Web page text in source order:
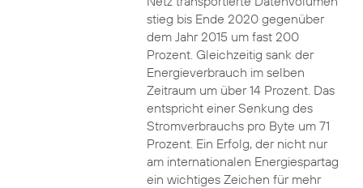
stieg bis Ende 2020 gegenüber
dem Jahr 2015 um fast 200
Prozent. Gleichzeitig sank der
Energieverbrauch im selben
Zeitraum um über 14 Prozent. Das
entspricht einer Senkung des
Stromverbrauchs pro Byte um 71
Prozent. Ein Erfolg, der nicht nur
am internationalen Energiespartag
ein wichtiges Zeichen für mehr